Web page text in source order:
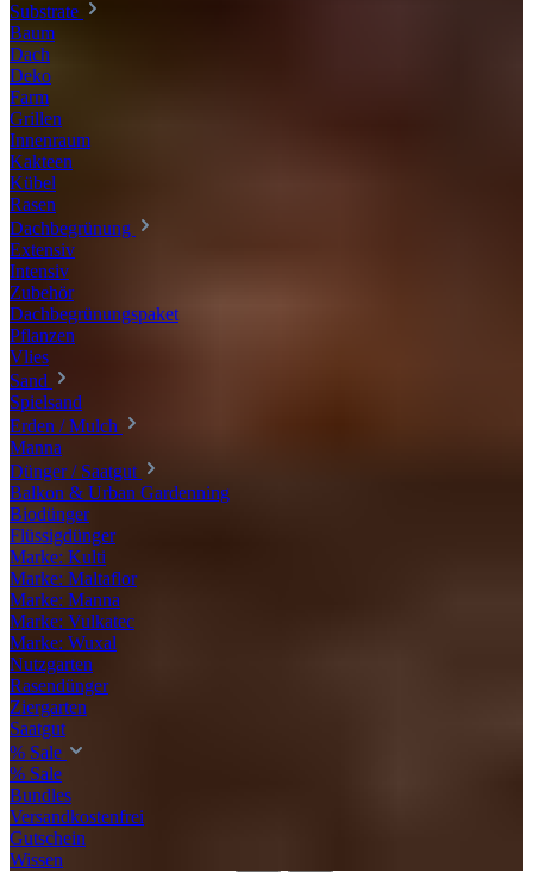
Substrate
Baum
Dach
Deko
Farm
Grillen
Innenraum
Kakteen
Kübel
Rasen
Dachbegrünung
Extensiv
Intensiv
Zubehör
Dachbegrünungspaket
Pflanzen
Vlies
Sand
Spielsand
Erden / Mulch
Manna
Dünger / Saatgut
Balkon & Urban Gardenning
Biodünger
Flüssigdünger
Marke: Kulti
Marke: Maltaflor
Marke: Manna
Marke: Vulkatec
Marke: Wuxal
Nutzgarten
Rasendünger
Ziergarten
Saatgut
% Sale
% Sale
Bundles
Versandkostenfrei
Gutschein
Wissen